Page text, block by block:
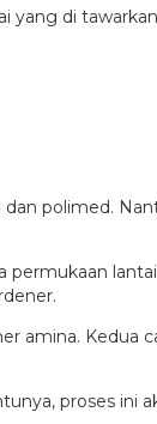
yang di
polimed.
amina. Kedua
proses